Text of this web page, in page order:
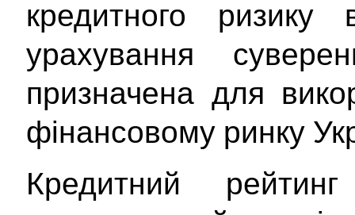
кредитного ризику
урахування
призначена для
фінансовому ринку
Кредитний